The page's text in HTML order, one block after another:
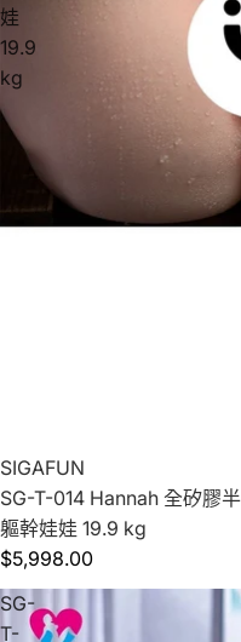
娃
19.9
kg
SIGAFUN
SG-T-014 Hannah 全矽膠
軀幹娃娃 19.9 kg
$5,998.00
SG-
T-